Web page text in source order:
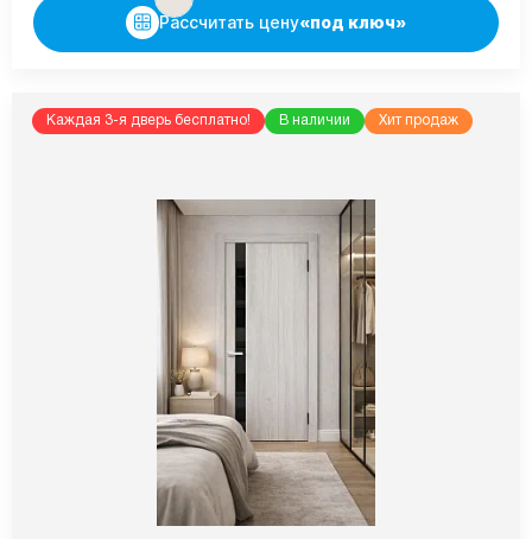
Рассчитать цену«под ключ»
Каждая 3-я дверь бесплатно! В наличии Хит продаж